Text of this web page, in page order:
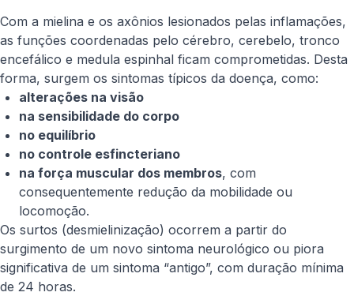
Com a mielina e os axônios lesionados pelas inflamações,
as funções coordenadas pelo cérebro, cerebelo, tronco
encefálico e medula espinhal ficam comprometidas. Desta
forma, surgem os sintomas típicos da doença, como:
alterações na visão
na sensibilidade do corpo
no equilíbrio
no controle esfincteriano
na força muscular dos membros, com
consequentemente redução da mobilidade ou
locomoção.
Os surtos (desmielinização) ocorrem a partir do
surgimento de um novo sintoma neurológico ou piora
significativa de um sintoma “antigo”, com duração mínima
de 24 horas.